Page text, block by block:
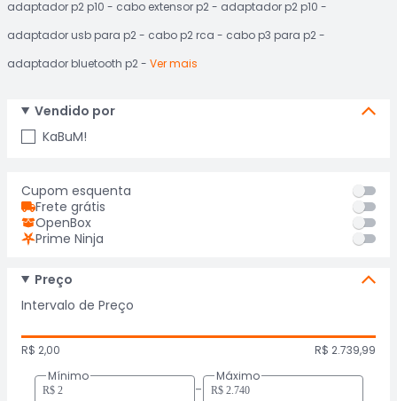
Cupons
Mais Vendidos
Ativar tradutor em libras
CADASTRE-SE
adaptador p2 p10
cabo extensor p2
adaptador p2 p10
adaptador usb para p2
cabo p2 rca
cabo p3 para p2
adaptador bluetooth p2
Ver mais
Vendido por
KaBuM!
Cupom esquenta
Frete grátis
OpenBox
Prime Ninja
Preço
Intervalo de Preço
R$ 2,00
R$ 2.739,99
Mínimo
-
Máximo